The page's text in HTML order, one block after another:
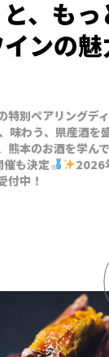
、も
ンの
別ペアリングデ
味わう、県産酒を
熊本のお酒を学ん
も決定
2026
付中！